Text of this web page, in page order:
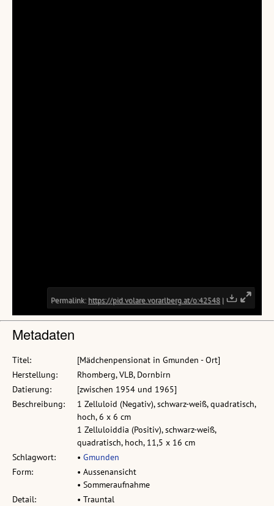
Metadaten
Titel:
[Mädchenpensionat in Gmunden - Ort]
Herstellung:
Rhomberg, VLB, Dornbirn
Datierung:
[zwischen 1954 und 1965]
Beschreibung:
1 Zelluloid (Negativ), schwarz-weiß, quadratisch,
hoch, 6 x 6 cm
1 Zelluloiddia (Positiv), schwarz-weiß,
quadratisch, hoch, 11,5 x 16 cm
Schlagwort:
• Gmunden
Form:
• Aussenansicht
• Sommeraufnahme
Detail:
• Trauntal